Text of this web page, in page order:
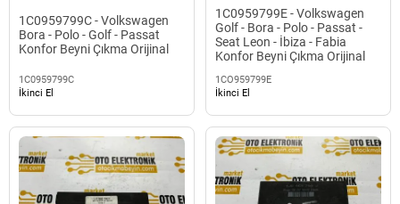
1C0959799C - Volkswagen
Bora - Polo - Golf - Passat
Konfor Beyni Çıkma Orijinal
1C0959799C
İkinci El
1C0959799E - Volkswagen
Golf - Bora - Polo - Passat -
Seat Leon - İbiza - Fabia
Konfor Beyni Çıkma Orijinal
1CO959799E
İkinci El